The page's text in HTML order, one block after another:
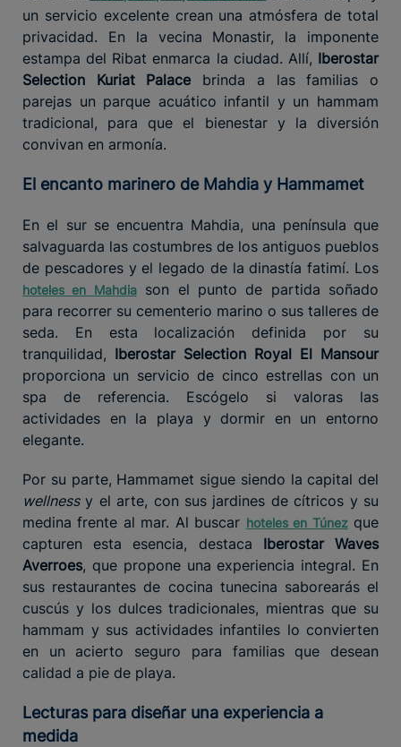
un servicio excelente crean una atmósfera de total
privacidad. En la vecina Monastir, la imponente
estampa del Ribat enmarca la ciudad. Allí, Iberostar
Selection Kuriat Palace brinda a las familias o
parejas un parque acuático infantil y un hammam
tradicional, para que el bienestar y la diversión
convivan en armonía.
El encanto marinero de Mahdia y Hammamet
En el sur se encuentra Mahdia, una península que
salvaguarda las costumbres de los antiguos pueblos
de pescadores y el legado de la dinastía fatimí. Los
hoteles en Mahdiason el punto de partida soñado
para recorrer su cementerio marino o sus talleres de
seda. En esta localización definida por su
tranquilidad, Iberostar Selection Royal El Mansour
proporciona un servicio de cinco estrellas con un
spa de referencia. Escógelo si valoras las
actividades en la playa y dormir en un entorno
elegante.
Por su parte, Hammamet sigue siendo la capital del
wellnessy el arte, con sus jardines de cítricos y su
medina frente al mar. Al buscar hoteles en Túnezque
capturen esta esencia, destaca Iberostar Waves
Averroes, que propone una experiencia integral. En
sus restaurantes de cocina tunecina saborearás el
cuscús y los dulces tradicionales, mientras que su
hammam y sus actividades infantiles lo convierten
en un acierto seguro para familias que desean
calidad a pie de playa.
Lecturas para diseñar una experiencia a
medida